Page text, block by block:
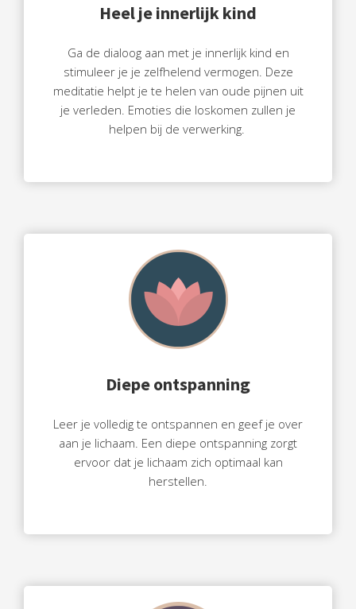
Heel je innerlijk kind
Ga de dialoog aan met je innerlijk kind en
stimuleer je je zelfhelend vermogen. Deze
meditatie helpt je te helen van oude pijnen uit
je verleden. Emoties die loskomen zullen je
helpen bij de verwerking.
Diepe ontspanning
Leer je volledig te ontspannen en geef je over
aan je lichaam. Een diepe ontspanning zorgt
ervoor dat je lichaam zich optimaal kan
herstellen.